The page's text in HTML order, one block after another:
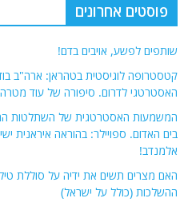
פוסטים אחרונים
שותפים לפשע, אויבים בדם!
קטסטרופה לוגיסטית בטהראן: ארה"ב
האסטרטגי לדרום. סיפורה של עוד
המשמעות האסטרטגית של השתלטות
בים האדום. ספויילר: בהוראה איראנית
אלמנדב!
ההשלכות (כולל על ישראל)